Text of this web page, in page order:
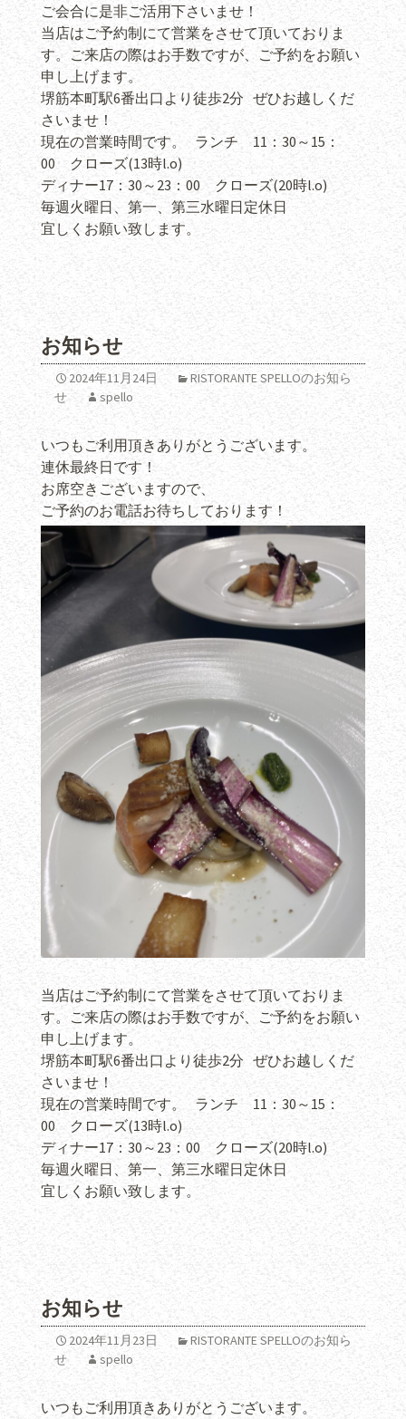
ご会合に是非ご活用下さいませ！
当店はご予約制にて営業をさせて頂いておりま
す。ご来店の際はお手数ですが、ご予約をお願い
申し上げます。
堺筋本町駅6番出口より徒歩2分 ぜひお越しくだ
さいませ！
現在の営業時間です。 ランチ 11：30～15：
00 クローズ(13時l.o)
ディナー17：30～23：00 クローズ(20時l.o)
毎週火曜日、第一、第三水曜日定休日
宜しくお願い致します。
お知らせ
2024年11月24日
RISTORANTE SPELLOのお知ら
せ
spello
いつもご利用頂きありがとうございます。
連休最終日です！
お席空きございますので、
ご予約のお電話お待ちしております！
当店はご予約制にて営業をさせて頂いておりま
す。ご来店の際はお手数ですが、ご予約をお願い
申し上げます。
堺筋本町駅6番出口より徒歩2分 ぜひお越しくだ
さいませ！
現在の営業時間です。 ランチ 11：30～15：
00 クローズ(13時l.o)
ディナー17：30～23：00 クローズ(20時l.o)
毎週火曜日、第一、第三水曜日定休日
宜しくお願い致します。
お知らせ
2024年11月23日
RISTORANTE SPELLOのお知ら
せ
spello
いつもご利用頂きありがとうございます。